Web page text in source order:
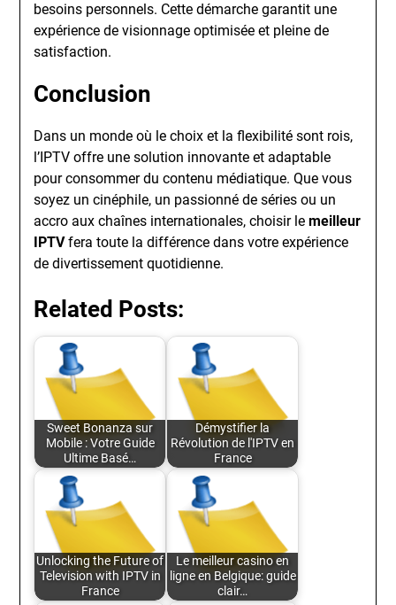
besoins personnels. Cette démarche garantit une
expérience de visionnage optimisée et pleine de
satisfaction.
Conclusion
Dans un monde où le choix et la flexibilité sont rois,
l’IPTV offre une solution innovante et adaptable
pour consommer du contenu médiatique. Que vous
soyez un cinéphile, un passionné de séries ou un
accro aux chaînes internationales, choisir lemeilleur
IPTVfera toute la différence dans votre expérience
de divertissement quotidienne.
Related Posts:
Sweet Bonanza sur
Mobile : Votre Guide
Ultime Basé…
Démystifier la
Révolution de l'IPTV en
France
Unlocking the Future of
Television with IPTV in
France
Le meilleur casino en
ligne en Belgique: guide
clair…